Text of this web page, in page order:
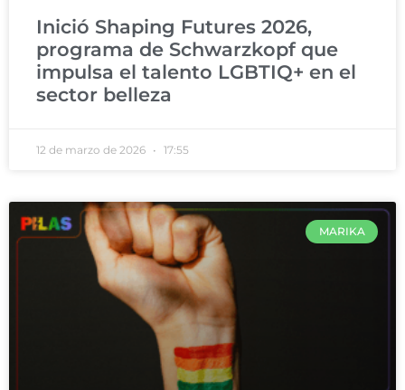
Inició Shaping Futures 2026,
programa de Schwarzkopf que
impulsa el talento LGBTIQ+ en el
sector belleza
12 de marzo de 2026 17:55
MARIKA